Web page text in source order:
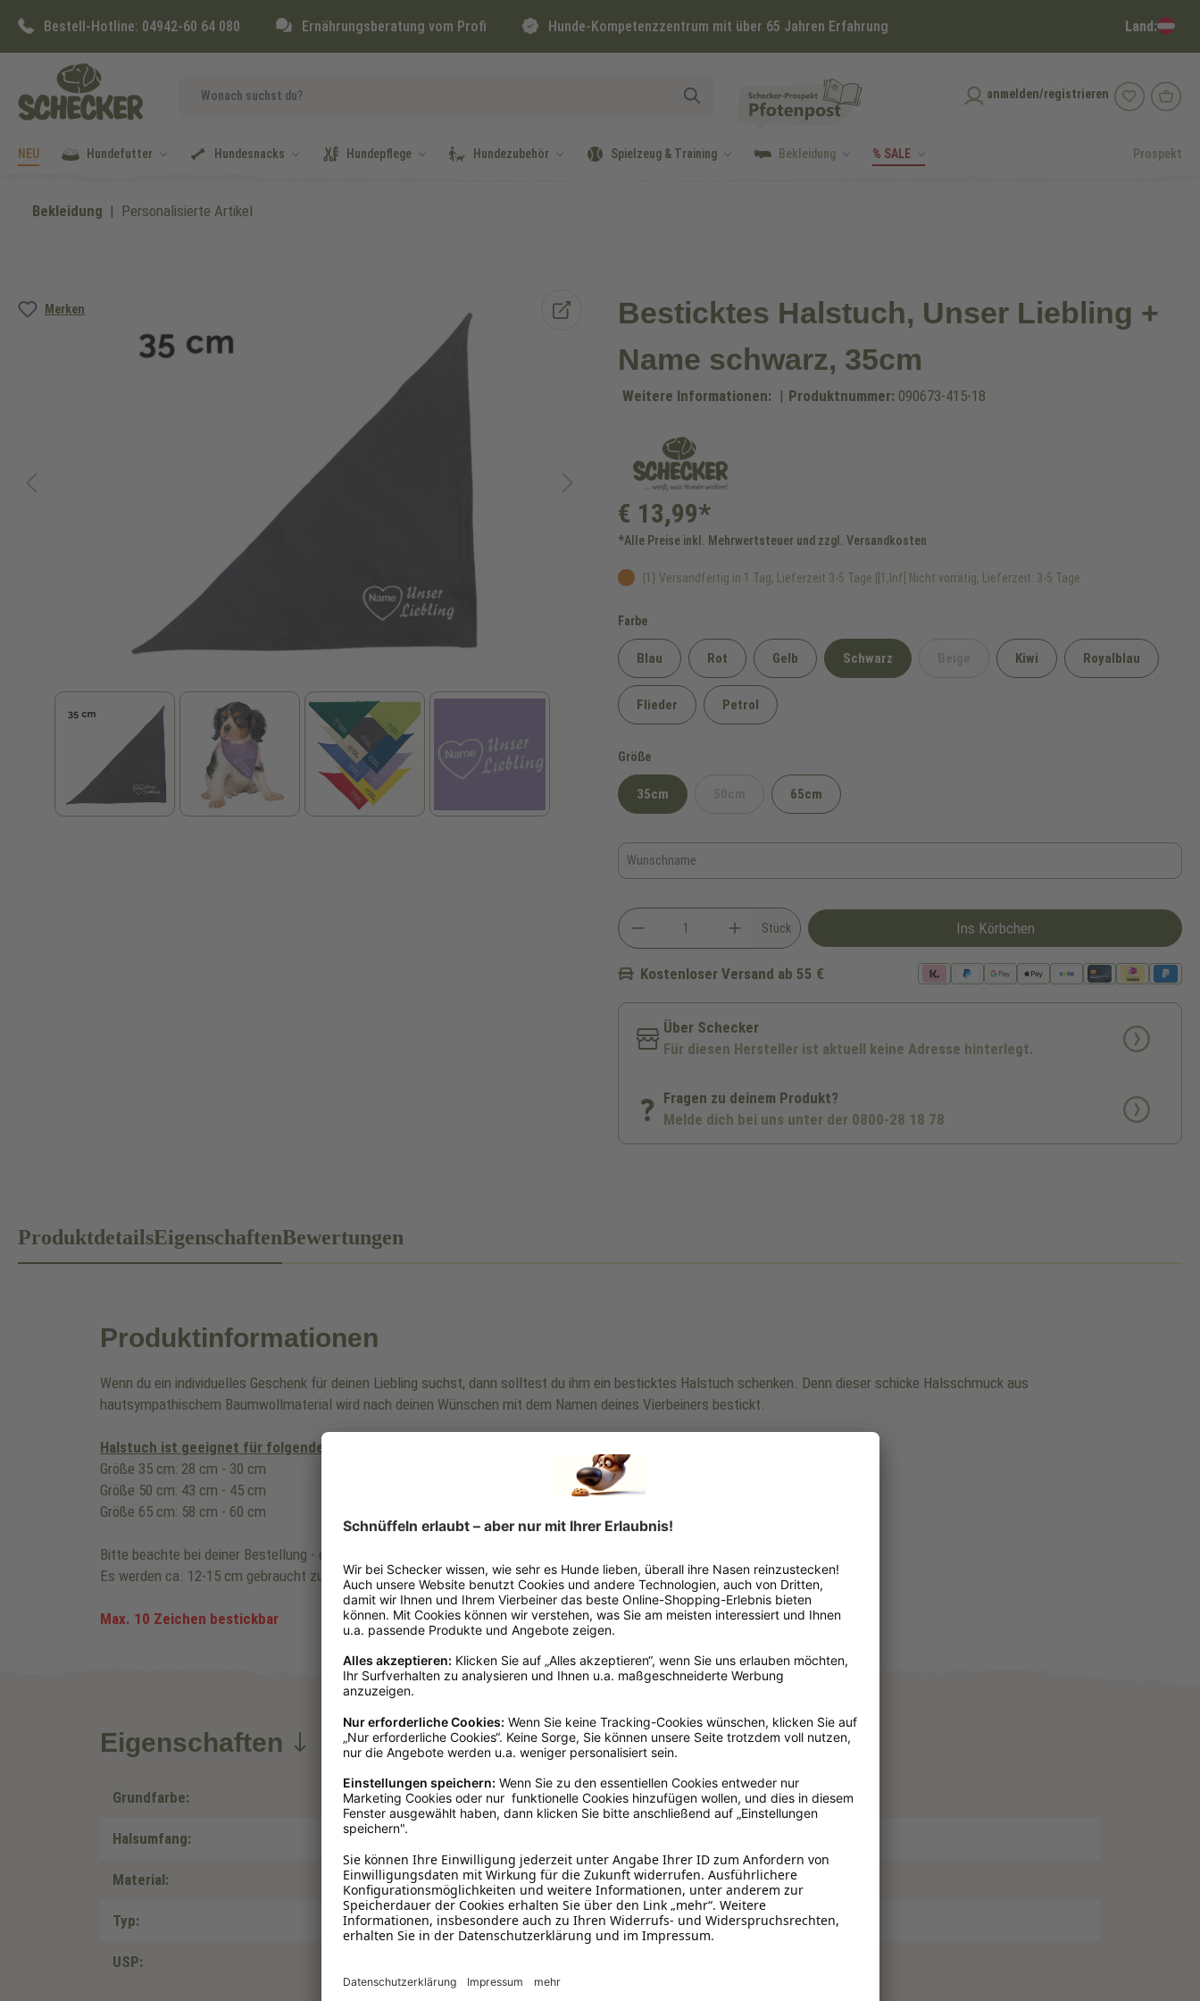
Zur Hauptnavigation springen
Bestell-Hotline: 04942-60 64 080 Ernährungsberatung vom Profi Hunde-Kompetenzzentrum mit über 65 Jahren Erfahrung Land:
anmelden/registrieren
NEU Hundefutter Hundesnacks Hundepflege Hundezubehör Spielzeug & Training Bekleidung % SALE Prospekt
Bekleidung Personalisierte Artikel
Merken
Bildergalerie überspringen
Besticktes Halstuch, Unser Liebling +
Name schwarz, 35cm
Weitere Informationen: | Produktnummer: 090673-415-18
€ 13,99*
*Alle Preise inkl. Mehrwertsteuer und zzgl. Versandkosten
{1} Versandfertig in 1 Tag, Lieferzeit 3-5 Tage |]1,Inf[ Nicht vorrätig, Lieferzeit: 3-5 Tage
Farbeauswählen
Blau Rot Gelb Schwarz (Diese Option ist zurzeit nicht verfügbar.)
Kiwi Royalblau
Flieder Petrol
Größeauswählen
35cm (Diese Option ist zurzeit nicht verfügbar.)
65cm
Stück Ins Körbchen
Kostenloser Versand ab 55 €
Über Schecker
Für diesen Hersteller ist aktuell keine Adresse hinterlegt.
Fragen zu deinem Produkt?
Melde dich bei uns unter der 0800-28 18 78
ProduktdetailsEigenschaftenBewertungen
Produktinformationen
Wenn du ein individuelles Geschenk für deinen Liebling suchst, dann solltest du ihm ein besticktes Halstuch schenken. Denn dieser schicke Halsschmuck aus
hautsympathischem Baumwollmaterial wird nach deinen Wünschen mit dem Namen deines Vierbeiners bestickt.
Halstuch ist geeignet für folgenden Halsumfang:
Größe 35 cm: 28 cm - 30 cm
Größe 50 cm: 43 cm - 45 cm
Größe 65 cm: 58 cm - 60 cm
Bitte beachte bei deiner Bestellung - die Länge des Halsbandes ist nicht gleich Halsumfang.
Es werden ca. 12-15 cm gebraucht zum zusammenknoten.
Max. 10 Zeichen bestickbar
Eigenschaften
Grundfarbe: Schwarz
Halsumfang:
Material: Baumwolle
Typ: Halstücher
USP: